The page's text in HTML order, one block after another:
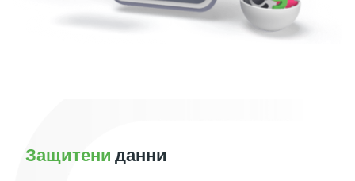
Защитениданни